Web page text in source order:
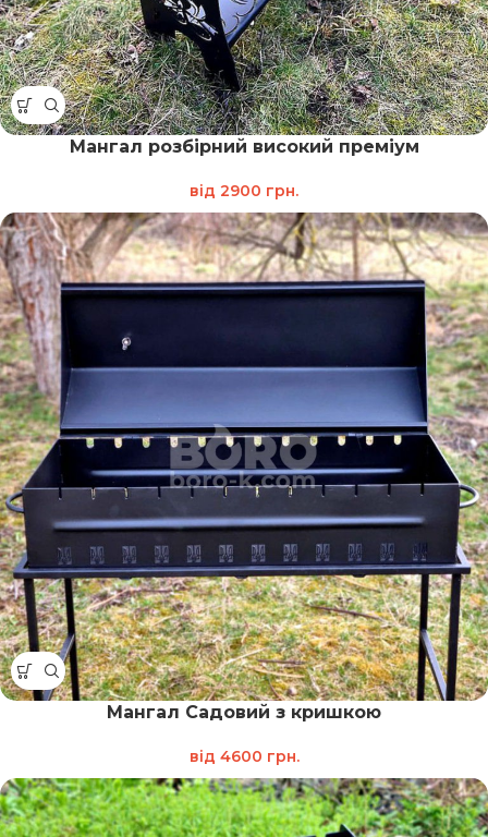
Мангал розбірний високий преміум
від 2900 грн.
Мангал Садовий з кришкою
від 4600 грн.